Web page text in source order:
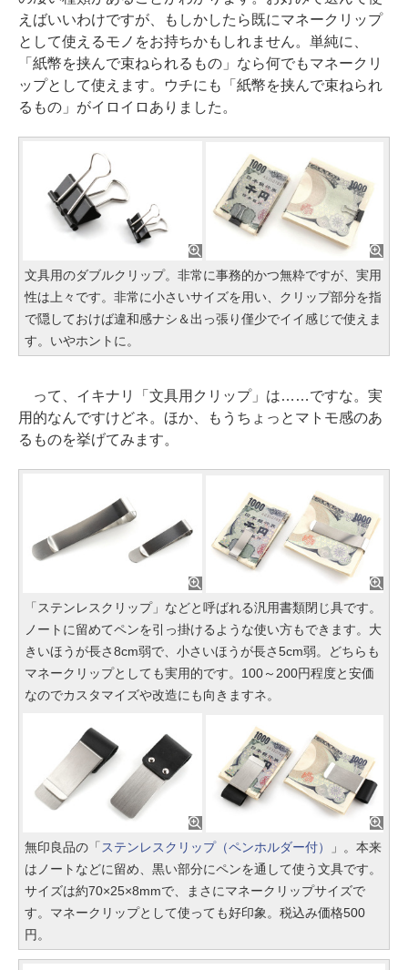
えばいいわけですが、もしかしたら既にマネークリップ
として使えるモノをお持ちかもしれません。単純に、
「紙幣を挟んで束ねられるもの」なら何でもマネークリ
ップとして使えます。ウチにも「紙幣を挟んで束ねられ
るもの」がイロイロありました。
文具用のダブルクリップ。非常に事務的かつ無粋ですが、実用
性は上々です。非常に小さいサイズを用い、クリップ部分を指
で隠しておけば違和感ナシ＆出っ張り僅少でイイ感じで使えま
す。いやホントに。
って、イキナリ「文具用クリップ」は……ですな。実
用的なんですけどネ。ほか、もうちょっとマトモ感のあ
るものを挙げてみます。
「ステンレスクリップ」などと呼ばれる汎用書類閉じ具です。
ノートに留めてペンを引っ掛けるような使い方もできます。大
きいほうが長さ8cm弱で、小さいほうが長さ5cm弱。どちらも
マネークリップとしても実用的です。100～200円程度と安価
なのでカスタマイズや改造にも向きますネ。
無印良品の「 ステンレスクリップ（ペンホルダー付）
」。本来
はノートなどに留め、黒い部分にペンを通して使う文具です。
サイズは約70×25×8mmで、まさにマネークリップサイズで
す。マネークリップとして使っても好印象。税込み価格500
円。